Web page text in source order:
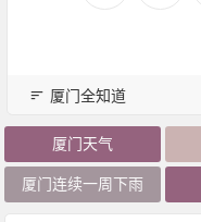
厦门全知道
厦门天气
厦门连续一周下雨